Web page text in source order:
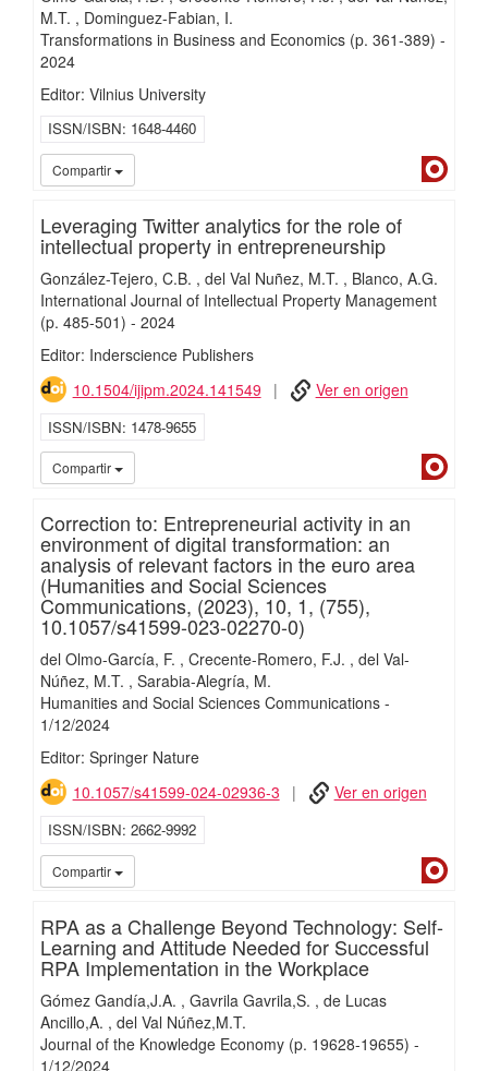
M.T.
Dominguez-Fabian, I.
Transformations in Business and Economics (p. 361-389) -
2024
Editor: Vilnius University
ISSN/ISBN 1648-4460
Compartir
Leveraging Twitter analytics for the role of
intellectual property in entrepreneurship
González-Tejero, C.B. del Val Nuñez, M.T.
Blanco, A.G.
International Journal of Intellectual Property Management
(p. 485-501) - 2024
Editor: Inderscience Publishers
10.1504/ijipm.2024.141549
Ver en origen
ISSN/ISBN 1478-9655
Compartir
Correction to: Entrepreneurial activity in an
environment of digital transformation: an
analysis of relevant factors in the euro area
(Humanities and Social Sciences
Communications, (2023), 10, 1, (755),
10.1057/s41599-023-02270-0)
del Olmo-García, F. Crecente-Romero, F.J.
del Val-
Núñez, M.T.
Sarabia-Alegría, M.
Humanities and Social Sciences Communications-
1/12/2024
Editor: Springer Nature
10.1057/s41599-024-02936-3
Ver en origen
ISSN/ISBN 2662-9992
Compartir
RPA as a Challenge Beyond Technology: Self-
Learning and Attitude Needed for Successful
RPA Implementation in the Workplace
Gómez Gandía,J.A. Gavrila Gavrila,S.
de Lucas
Ancillo,A.
del Val Núñez,M.T.
Journal of the Knowledge Economy (p. 19628-19655) -
1/12/2024